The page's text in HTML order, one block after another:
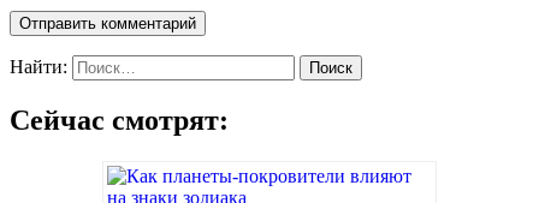
Найти:
Сейчас смотрят: